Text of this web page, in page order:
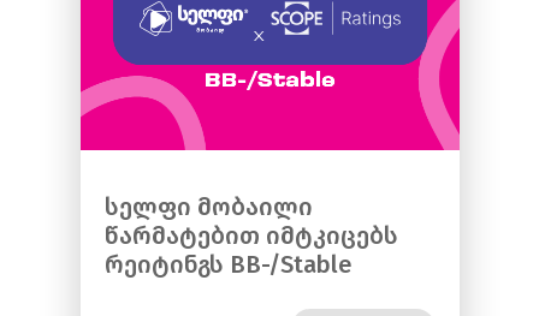
სელფი მობაილი
წარმატებით იმტკიცებს
რეიტინგს BB-/Stable